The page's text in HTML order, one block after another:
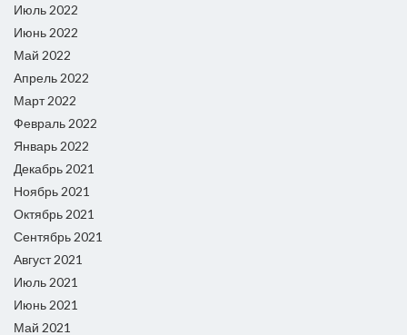
Июль 2022
Июнь 2022
Май 2022
Апрель 2022
Март 2022
Февраль 2022
Январь 2022
Декабрь 2021
Ноябрь 2021
Октябрь 2021
Сентябрь 2021
Август 2021
Июль 2021
Июнь 2021
Май 2021